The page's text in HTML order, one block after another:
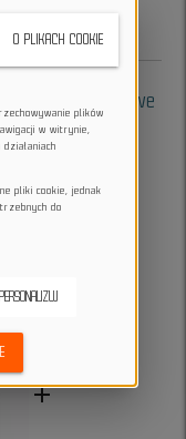
dodatkowe
add
O PLIKACH COOKIE
plików
w witrynie,
pliki cookie, jednak
do